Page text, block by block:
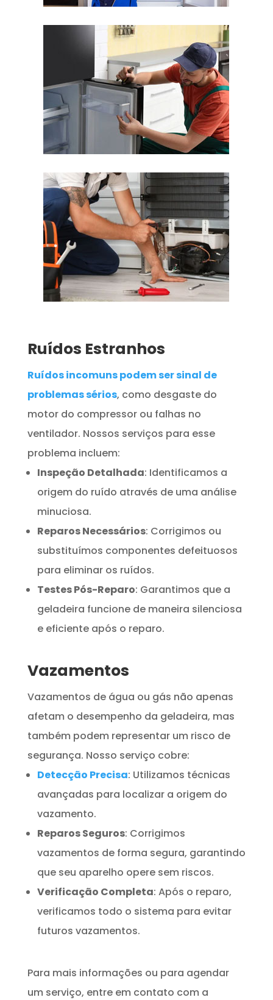
Ruídos Estranhos
Ruídos incomuns podem ser sinal de
problemas sérios, como desgaste do
motor do compressor ou falhas no
ventilador. Nossos serviços para esse
problema incluem:
Inspeção Detalhada: Identificamos a
origem do ruído através de uma análise
minuciosa.
Reparos Necessários: Corrigimos ou
substituímos componentes defeituosos
para eliminar os ruídos.
Testes Pós-Reparo: Garantimos que a
geladeira funcione de maneira silenciosa
e eficiente após o reparo.
Vazamentos
Vazamentos de água ou gás não apenas
afetam o desempenho da geladeira, mas
também podem representar um risco de
segurança. Nosso serviço cobre:
Detecção Precisa: Utilizamos técnicas
avançadas para localizar a origem do
vazamento.
Reparos Seguros: Corrigimos
vazamentos de forma segura, garantindo
que seu aparelho opere sem riscos.
Verificação Completa: Após o reparo,
verificamos todo o sistema para evitar
futuros vazamentos.
Para mais informações ou para agendar
um serviço, entre em contato com a